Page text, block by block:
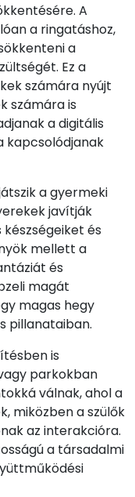
A
a ringatáshoz,
a
Ez a
számára nyújt
számára is
a digitális
kapcsolódjanak
a gyermeki
javítják
és
mellett a
és
magát
magas hegy
pillanataiban.
is
parkokban
válnak, ahol a
miközben a szülők
az interakcióra.
a társadalmi